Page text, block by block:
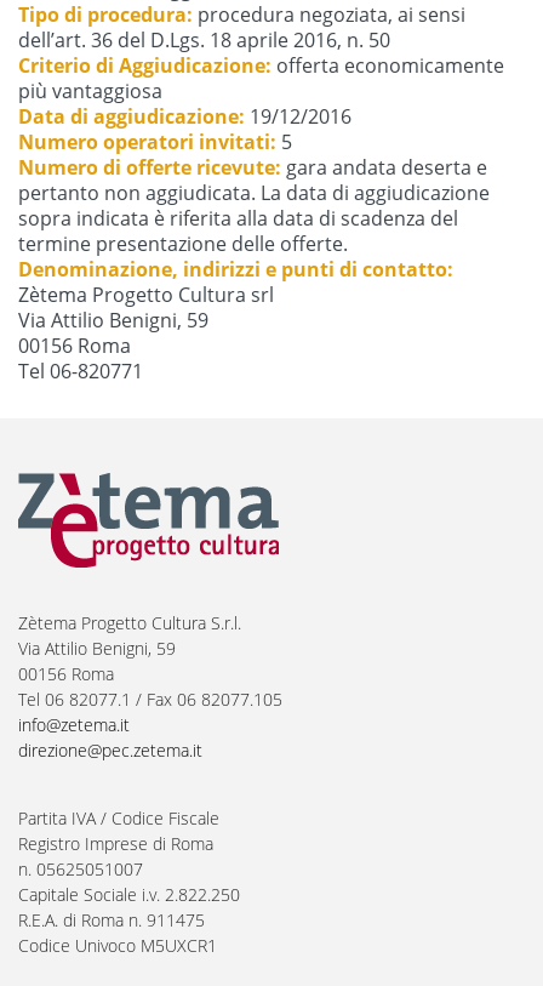
Tipo di procedura: procedura negoziata, ai sensi
dell’art. 36 del D.Lgs. 18 aprile 2016, n. 50
Criterio di Aggiudicazione: offerta economicamente
più vantaggiosa
Data di aggiudicazione: 19/12/2016
Numero operatori invitati: 5
Numero di offerte ricevute: gara andata deserta e
pertanto non aggiudicata. La data di aggiudicazione
sopra indicata è riferita alla data di scadenza del
termine presentazione delle offerte.
Denominazione, indirizzi e punti di contatto:
Zètema Progetto Cultura srl
Via Attilio Benigni, 59
00156 Roma
Tel 06-820771
Zètema Progetto Cultura S.r.l.
Via Attilio Benigni, 59
00156 Roma
Tel 06 82077.1 / Fax 06 82077.105
info@zetema.it
direzione@pec.zetema.it
Partita IVA / Codice Fiscale
Registro Imprese di Roma
n. 05625051007
Capitale Sociale i.v. 2.822.250
R.E.A. di Roma n. 911475
Codice Univoco M5UXCR1